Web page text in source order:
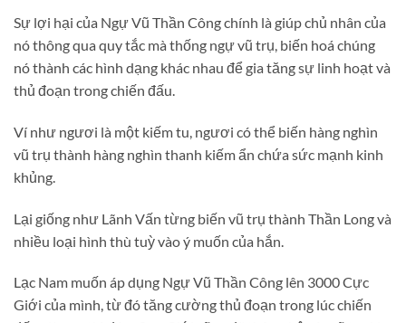
Sự lợi hại của Ngự Vũ Thần Công chính là giúp chủ nhân của
nó thông qua quy tắc mà thống ngự vũ trụ, biến hoá chúng
nó thành các hình dạng khác nhau để gia tăng sự linh hoạt và
thủ đoạn trong chiến đấu.
Ví như ngươi là một kiếm tu, ngươi có thể biến hàng nghìn
vũ trụ thành hàng nghìn thanh kiếm ẩn chứa sức mạnh kinh
khủng.
Lại giống như Lãnh Vấn từng biến vũ trụ thành Thần Long và
nhiều loại hình thù tuỳ vào ý muốn của hắn.
Lạc Nam muốn áp dụng Ngự Vũ Thần Công lên 3000 Cực
Giới của mình, từ đó tăng cường thủ đoạn trong lúc chiến